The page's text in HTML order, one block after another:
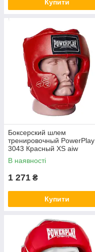
Купити
Боксерский шлем
тренировочный PowerPlay
3043 Красный XS aiw
Оригинал 1511
В наявності
1 271 ₴
Купити